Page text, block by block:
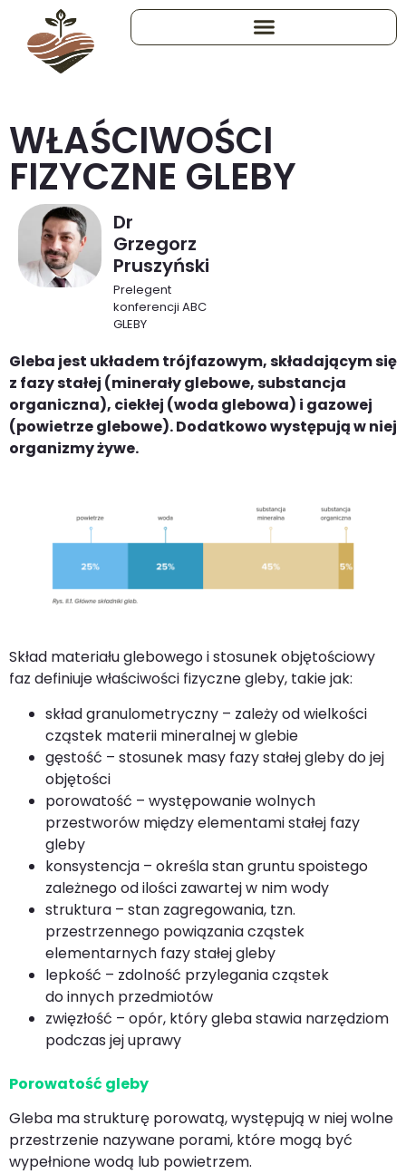
WŁAŚCIWOŚCI
FIZYCZNE GLEBY
Dr
Grzegorz
Pruszyński
Prelegent
konferencji ABC
GLEBY
Gleba jest układem trójfazowym, składającym się
z fazy stałej (minerały glebowe, substancja
organiczna), ciekłej (woda glebowa) i gazowej
(powietrze glebowe). Dodatkowo występują w niej
organizmy żywe.
Skład materiału glebowego i stosunek objętościowy
faz definiuje właściwości fizyczne gleby, takie jak:
skład granulometryczny – zależy od wielkości
cząstek materii mineralnej w glebie
gęstość – stosunek masy fazy stałej gleby do jej
objętości
porowatość – występowanie wolnych
przestworów między elementami stałej fazy
gleby
konsystencja – określa stan gruntu spoistego
zależnego od ilości zawartej w nim wody
struktura – stan zagregowania, tzn.
przestrzennego powiązania cząstek
elementarnych fazy stałej gleby
lepkość – zdolność przylegania cząstek
do innych przedmiotów
zwięzłość – opór, który gleba stawia narzędziom
podczas jej uprawy
Porowatość gleby
Gleba ma strukturę porowatą, występują w niej wolne
przestrzenie nazywane porami, które mogą być
wypełnione wodą lub powietrzem.